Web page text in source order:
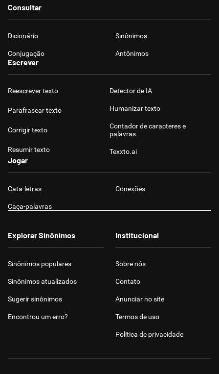
Consultar
Dicionário Sinônimos
Conjugação Antônimos
Escrever
Reescrever texto
Parafrasear texto
Corrigir texto
Resumir texto
Detector de IA
Humanizar texto
Contador de caracteres e
palavras
Texxto.ai
Jogar
Cata-letras Conexões
Caça-palavras
Explorar Sinônimos
Sinônimos populares
Sinônimos atualizados
Sugerir sinônimos
Encontrou um erro?
Institucional
Sobre nós
Contato
Anunciar no site
Termos de uso
Política de privacidade